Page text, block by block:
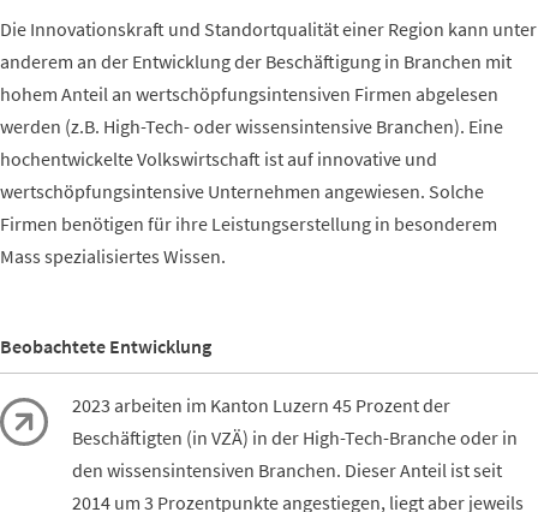
Die Innovationskraft und Standortqualität einer Region kann unter
anderem an der Entwicklung der Beschäftigung in Branchen mit
hohem Anteil an wertschöpfungsintensiven Firmen abgelesen
werden (z.B. High-Tech- oder wissensintensive Branchen). Eine
hochentwickelte Volkswirtschaft ist auf innovative und
wertschöpfungsintensive Unternehmen angewiesen. Solche
Firmen benötigen für ihre Leistungserstellung in besonderem
Mass spezialisiertes Wissen.
Beobachtete Entwicklung
2023 arbeiten im Kanton Luzern 45 Prozent der
Beschäftigten (in VZÄ) in der High-Tech-Branche oder in
den wissensintensiven Branchen. Dieser Anteil ist seit
2014 um 3 Prozentpunkte angestiegen, liegt aber jeweils